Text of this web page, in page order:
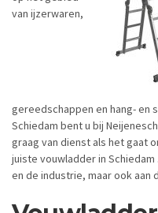
van ijzerwaren,
gereedschappen en hang- en
Schiedam bent u bij
graag van dienst als het gaat
juiste vouwladder in
en de industrie, maar ook